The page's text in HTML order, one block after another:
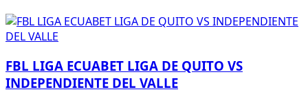
FBL LIGA ECUABET LIGA DE QUITO VS
INDEPENDIENTE DEL VALLE